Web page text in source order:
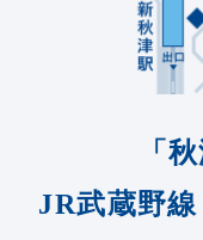
「
JR武蔵野線